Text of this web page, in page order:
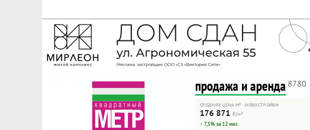
На Метре реклама - только
Помогайте независимому
продажа и аренда 8780
СРЕДНЯЯ ЦЕНА М² · НОВОСТРОЙКИ
176 871 ₽/м²
↑ 7,5% за 12 мес.